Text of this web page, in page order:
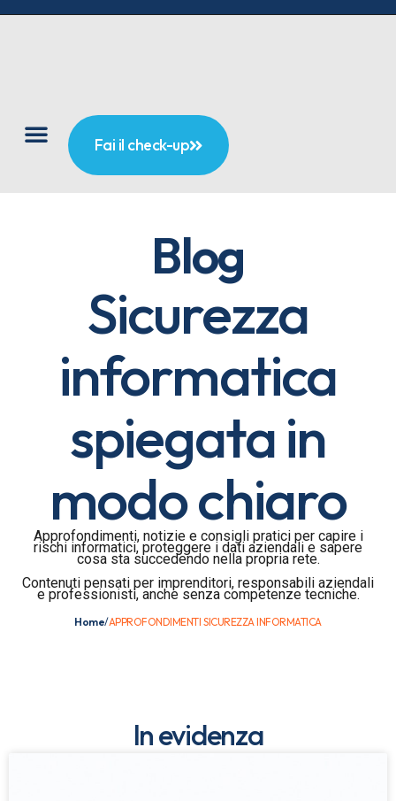
Fai il check-up
Blog
Sicurezza
informatica
spiegata in
modo chiaro
Approfondimenti, notizie e consigli pratici per capire i
rischi informatici, proteggere i dati aziendali e sapere
cosa sta succedendo nella propria rete.
Contenuti pensati per imprenditori, responsabili aziendali
e professionisti, anche senza competenze tecniche.
Home/APPROFONDIMENTI SICUREZZA INFORMATICA
In evidenza